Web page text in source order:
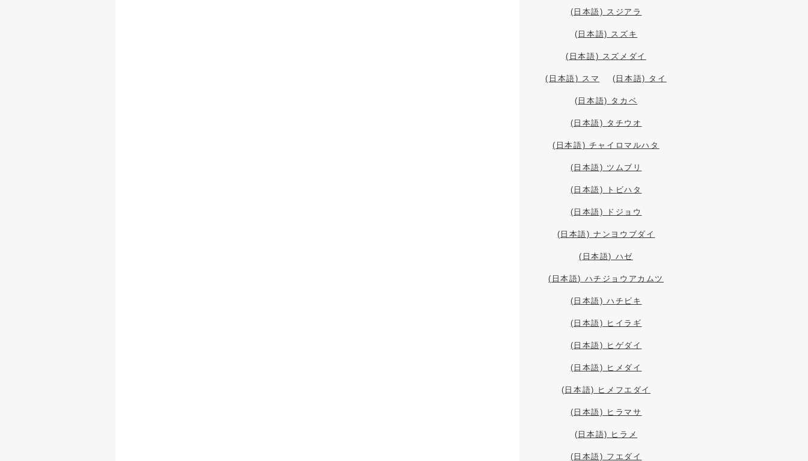
(日本語) スジアラ
(日本語) スズキ
(日本語) スズメダイ
(日本語) スマ (日本語) タイ
(日本語) タカベ
(日本語) タチウオ
(日本語) チャイロマルハタ
(日本語) ツムブリ
(日本語) トビハタ
(日本語) ドジョウ
(日本語) ナンヨウブダイ
(日本語) ハゼ
(日本語) ハチジョウアカムツ
(日本語) ハチビキ
(日本語) ヒイラギ
(日本語) ヒゲダイ
(日本語) ヒメダイ
(日本語) ヒメフエダイ
(日本語) ヒラマサ
(日本語) ヒラメ
(日本語) フエダイ